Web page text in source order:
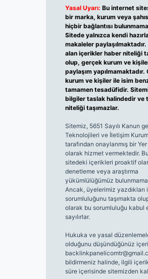
Yasal Uyarı: Bu internet
bir marka, kurum veya
hiçbir bağlantısı
Sitede yalnızca kendi
makaleler
alan içerikler haber niteliği
olup, gerçek kurum ve
paylaşım yapılmamaktadır.
kurum ve kişiler ile isim
tamamen tesadüfidir.
bilgiler taslak halindedir ve
niteliği taşımazlar.
Sitemiz, 5651 Sayılı Kanun
Teknolojileri ve İletişim
tarafından onaylanmış bir Yer
olarak hizmet vermektedir.
sitedeki içerikleri proaktif
denetleme veya araştırma
yükümlülüğümüz
Ancak, üyelerimiz yazdıkları
sorumluluğunu taşımakta
olarak bu sorumluluğu kabul
sayılırlar.
Hukuka ve yasal
olduğunu düşündüğünüz
bildirmeniz halinde, ilgili
süre içerisinde sitemizden